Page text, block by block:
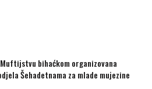
bihaćkom organizovana
Šehadetnama za mlade mujezine